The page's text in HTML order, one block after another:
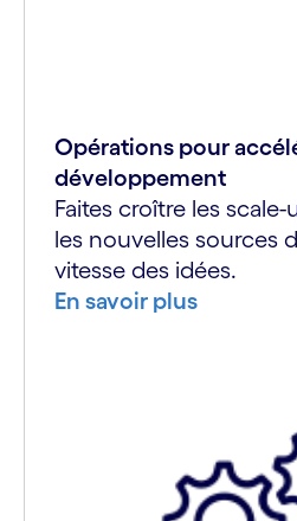
Opérations pour
développement
Faites croître les
les nouvelles sources
vitesse des idées.
En savoir plus